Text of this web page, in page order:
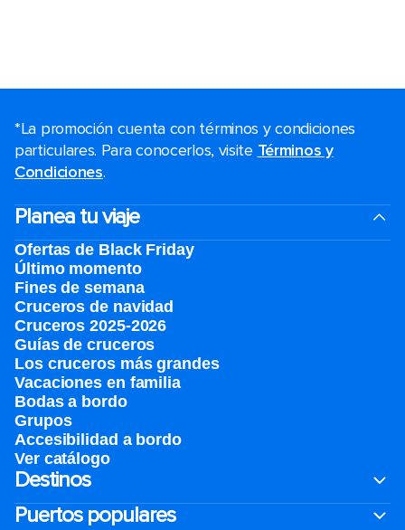
*La promoción cuenta con términos y condiciones
particulares. Para conocerlos, visite Términos y
Condiciones.
Planea tu viaje
Ofertas de Black Friday
Último momento
Fines de semana
Cruceros de navidad
Cruceros 2025-2026
Guías de cruceros
Los cruceros más grandes
Vacaciones en familia
Bodas a bordo
Grupos
Accesibilidad a bordo
Ver catálogo
Destinos
Puertos populares